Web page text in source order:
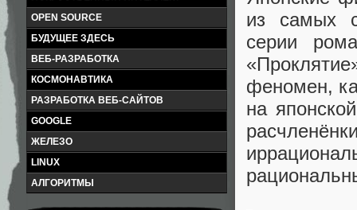
OPEN SOURCE
БУДУЩЕЕ ЗДЕСЬ
ВЕБ-РАЗРАБОТКА
КОСМОНАВТИКА
РАЗРАБОТКА ВЕБ-САЙТОВ
GOOGLE
ЖЕЛЕЗО
LINUX
АЛГОРИТМЫ
из самых
серии
феномен,
на